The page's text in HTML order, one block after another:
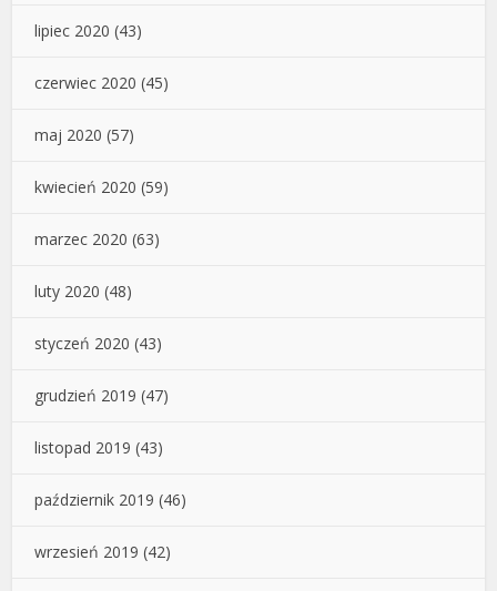
lipiec 2020 (43)
czerwiec 2020 (45)
maj 2020 (57)
kwiecień 2020 (59)
marzec 2020 (63)
luty 2020 (48)
styczeń 2020 (43)
grudzień 2019 (47)
listopad 2019 (43)
październik 2019 (46)
wrzesień 2019 (42)